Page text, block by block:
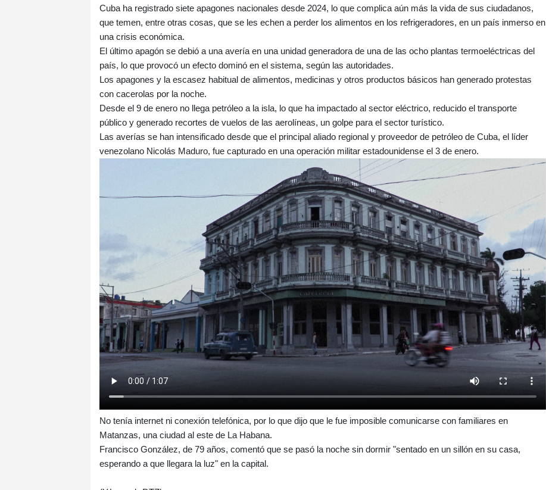
Cuba ha registrado siete apagones nacionales desde 2024, lo que complica aún más la vida de sus ciudadanos,
que temen, entre otras cosas, que se les echen a perder los alimentos en los refrigeradores, en un país inmerso en
una crisis económica.
El último apagón se debió a una avería en una unidad generadora de una de las ocho plantas termoeléctricas del
país, lo que provocó un efecto dominó en el sistema, según las autoridades.
Los apagones y la escasez habitual de alimentos, medicinas y otros productos básicos han generado protestas
con cacerolas por la noche.
Desde el 9 de enero no llega petróleo a la isla, lo que ha impactado al sector eléctrico, reducido el transporte
público y generado recortes de vuelos de las aerolíneas, un golpe para el sector turístico.
Las averías se han intensificado desde que el principal aliado regional y proveedor de petróleo de Cuba, el líder
venezolano Nicolás Maduro, fue capturado en una operación militar estadounidense el 3 de enero.
No tenía internet ni conexión telefónica, por lo que dijo que le fue imposible comunicarse con familiares en
Matanzas, una ciudad al este de La Habana.
Francisco González, de 79 años, comentó que se pasó la noche sin dormir "sentado en un sillón en su casa,
esperando a que llegara la luz" en la capital.